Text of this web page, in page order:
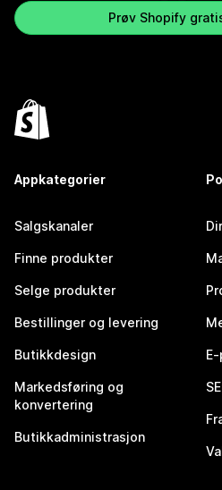
Prøv Shopify
Appkategorier
Salgskanaler
Finne produkter
Selge produkter
Bestillinger og levering
Butikkdesign
Markedsføring og
konvertering
Butikkadministrasjon